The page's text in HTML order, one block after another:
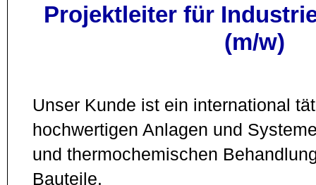
Projektleiter für
(m/w)
Unser Kunde ist ein international
hochwertigen Anlagen und
und thermochemischen
Bauteile.